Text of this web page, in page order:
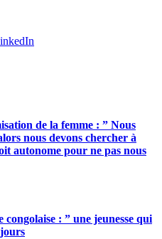
de la femme : ” Nous
nous devons chercher à
autonome pour ne pas nous
congolaise : ” une jeunesse qui